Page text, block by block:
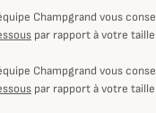
Champgrand vous
par rapport à votre
Champgrand vous
par rapport à votre